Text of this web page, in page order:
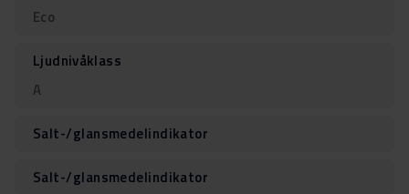
Eco
Ljudnivåklass
A
Salt-/glansmedelindikator
Salt-/glansmedelindikator